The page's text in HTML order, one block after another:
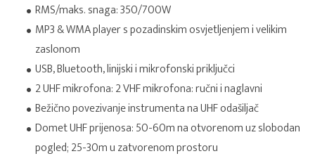
RMS/maks. snaga: 350/700W
MP3 & WMA player s pozadinskim osvjetljenjem i velikim
zaslonom
USB, Bluetooth, linijski i mikrofonski priključci
2 UHF mikrofona: 2 VHF mikrofona: ručni i naglavni
Bežično povezivanje instrumenta na UHF odašiljač
Domet UHF prijenosa: 50-60m na otvorenom uz slobodan
pogled; 25-30m u zatvorenom prostoru